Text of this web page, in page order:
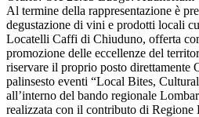
Al termine della rappresentazione è
degustazione di vini e prodotti locali
Locatelli Caffi di Chiuduno, offerta
promozione delle eccellenze del
riservare il proprio posto direttamente
palinsesto eventi “Local Bites,
all’interno del bando regionale
realizzata con il contributo di Regione